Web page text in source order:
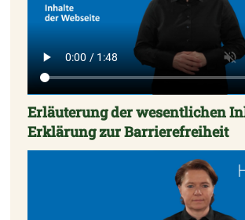
Erläuterung der wesentlichen
Erklärung zur Barrierefreiheit